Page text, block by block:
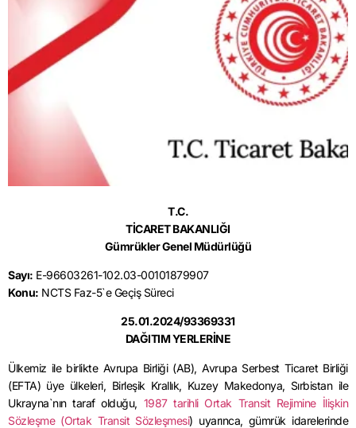
T.C.
TİCARET BAKANLIĞI
Gümrükler Genel Müdürlüğü
Sayı: E-96603261-102.03-00101879907
Konu: NCTS Faz-5`e Geçiş Süreci
25.01.2024/93369331
DAĞITIM YERLERİNE
Ülkemiz ile birlikte Avrupa Birliği (AB), Avrupa Serbest Ticaret Birliği
(EFTA) üye ülkeleri, Birleşik Krallık, Kuzey Makedonya, Sırbistan ile
Ukrayna`nın taraf olduğu, 1987 tarihli Ortak Transit Rejimine İlişkin
Sözleşme (Ortak Transit Sözleşmesi) uyarınca, gümrük idarelerinde